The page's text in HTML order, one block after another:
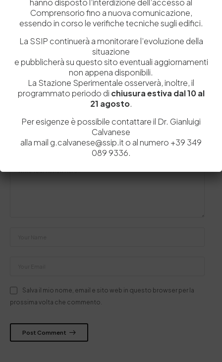
Delegazione del Sudafrica visita il Distretto della
provincia ha ricevuto la visita di…
Admin_dev2
Lascia un commento
Il tuo indirizzo email non sarà pubblicato.
contrassegnati *
Salva il mio nome, email e sito web in questo browser per la
prossima volta che commento.
Post Comment
hanno disposto l’interdizione dell’accesso al
Comprensorio fino a nuova comunicazione,
essendo in corso le verifiche tecniche sugli edifici.
La SSIP continuerà a monitorare l’evoluzione della
situazione
e pubblicherà su questo sito eventuali aggiornamenti
non appena disponibili.
La Stazione Sperimentale osserverà, inoltre, il
programmato periodo di chiusura estiva dal 10 al
21 agosto.
Per esigenze è possibile contattare il Dr. Gianluigi
Calvanese
alla mail g.calvanese@ssip.it o al numero +39 349
089 9336.